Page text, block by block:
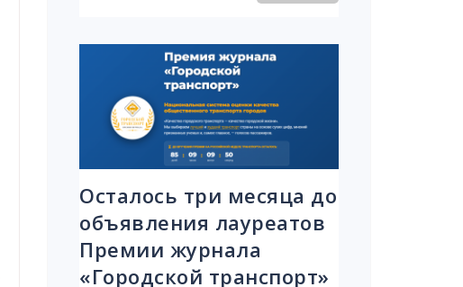
Осталось три месяца до
объявления лауреатов
Премии журнала
«Городской транспорт»